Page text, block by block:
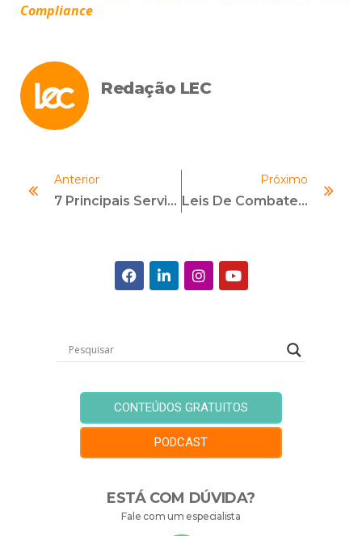
Compliance
Redação LEC
Anterior
7 Principais Serviços De Compliance Oferecidos Por Escritórios De Advocacia
Próximo
Leis De Combate À Corrupção Como Parte Na Moralização Das Contratações Públicas
CONTEÚDOS GRATUITOS
PODCAST
ESTÁ COM DÚVIDA?
Fale com um especialista